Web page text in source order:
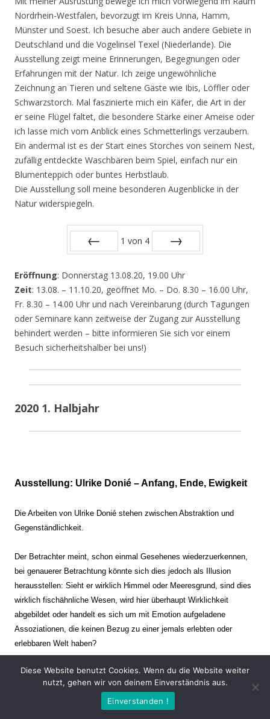
Nordrhein-Westfalen, bevorzugt im Kreis Unna, Hamm,
Münster und Soest. Ich besuche aber auch andere Gebiete in
Deutschland und die Vogelinsel Texel (Niederlande). Die
Ausstellung zeigt meine Erinnerungen, Begegnungen oder
Erfahrungen mit der Natur. Ich zeige ungewöhnliche
Zeichnung an Tieren und seltene Gäste wie Ibis, Löffler oder
Schwarzstorch. Mal faszinierte mich ein Käfer, die Art in der
er seine Flügel faltet, die besondere Stärke einer Ameise oder
ich lasse mich vom Anblick eines Schmetterlings verzaubern.
Ein andermal ist es der Start eines Storches von seinem Nest,
zufällig entdeckte Waschbären beim Spiel, einfach nur ein
Blumenteppich oder buntes Herbstlaub.
Die Ausstellung soll meine besonderen Augenblicke in der
Natur widerspiegeln.
1 von 4
Eröffnung: Donnerstag 13.08.20, 19.00 Uhr
Zeit: 13.08. – 11.10.20, geöffnet Mo. – Do. 8.30 – 16.00 Uhr,
Fr. 8.30 – 14.00 Uhr und nach Vereinbarung (durch Tagungen
oder Seminare kann zeitweise der Zugang zur Ausstellung
behindert werden – bitte informieren Sie sich vor einem
Besuch sicherheitshalber bei uns!)
2020 1. Halbjahr
Ausstellung: Ulrike Donié – Anfang, Ende, Ewigkeit
Die Arbeiten von Ulrike Donié stehen zwischen Abstraktion und
Gegenständlichkeit.
Der Betrachter meint, schon einmal Gesehenes wiederzuerkennen,
bei genauerer Betrachtung könnte sich dies jedoch als Illusion
herausstellen: Sieht er wirklich Himmel oder Meeresgrund, sind dies
wirklich fischähnliche Wesen, wird hier überhaupt Wirklichkeit
abgebildet oder handelt es sich um mit Emotion aufgeladene
Assoziationen, die keinen Bezug zu einer jemals erlebten oder
erlebbaren Welt haben?
Verharren und Dynamik stehen sich dabei gegenüber. Zeit steht still
oder verrinnt im Nu. Es soll dabei eine Spannung, auch farblich, bis
zur Schmerzgrenze erzeugt werden. Die Arbeiten stellen ambivalente
Diese Website benutzt Cookies. Wenn du die Website weiter
nutzt, gehen wir von deinem Einverständnis aus.
Einverstanden !